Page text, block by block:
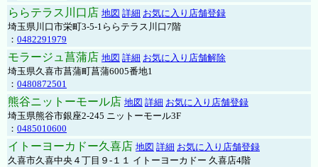
ららテラス川口店 地図 詳細 お気に入り店舗登録
埼玉県川口市栄町3-5-1ららテラス川口7階
： 0482291979
モラージュ菖蒲店 地図 詳細 お気に入り店舗解除
埼玉県久喜市菖蒲町菖蒲6005番地1
： 0480872501
熊谷ニットーモール店 地図 詳細 お気に入り店舗登録
埼玉県熊谷市銀座2-245 ニットーモール3F
： 0485010600
イトーヨーカドー久喜店 地図 詳細 お気に入り店舗登録
久喜市久喜中央４丁目９-１１ イトーヨーカドー 久喜店4階